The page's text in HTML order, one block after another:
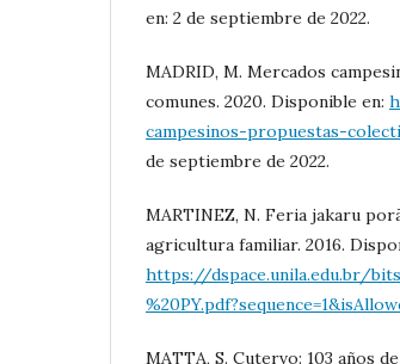
en: 2 de septiembre de 2022.
MADRID, M. Mercados
comunes. 2020. Disponible en:
campesinos-propuestas-
de septiembre de 2022.
MARTINEZ, N. Feria jakaru
agricultura familiar. 2016.
https://dspace.unila.edu.br/
MATTA, S. Cutervo: 103 años